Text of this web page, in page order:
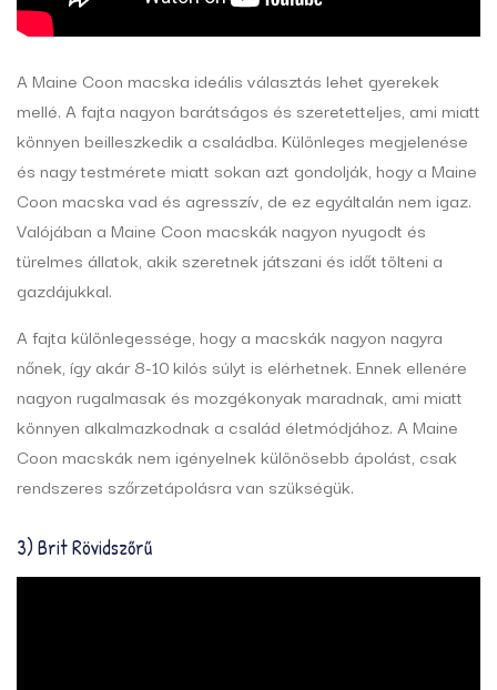
A Maine Coon macska ideális választás lehet gyerekek
mellé. A fajta nagyon barátságos és szeretetteljes, ami miatt
könnyen beilleszkedik a családba. Különleges megjelenése
és nagy testmérete miatt sokan azt gondolják, hogy a Maine
Coon macska vad és agresszív, de ez egyáltalán nem igaz.
Valójában a Maine Coon macskák nagyon nyugodt és
türelmes állatok, akik szeretnek játszani és időt tölteni a
gazdájukkal.
A fajta különlegessége, hogy a macskák nagyon nagyra
nőnek, így akár 8-10 kilós súlyt is elérhetnek. Ennek ellenére
nagyon rugalmasak és mozgékonyak maradnak, ami miatt
könnyen alkalmazkodnak a család életmódjához. A Maine
Coon macskák nem igényelnek különösebb ápolást, csak
rendszeres szőrzetápolásra van szükségük.
3) Brit Rövidszőrű